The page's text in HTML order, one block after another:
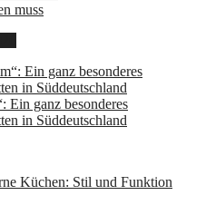
muss
Ein ganz besonderes
in Süddeutschland